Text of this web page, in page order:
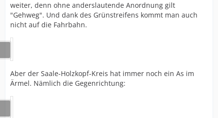
weiter, denn ohne anderslautende Anordnung gilt
"Gehweg". Und dank des Grünstreifens kommt man auch
nicht auf die Fahrbahn.
Aber der Saale-Holzkopf-Kreis hat immer noch ein As im
Ärmel. Nämlich die Gegenrichtung: